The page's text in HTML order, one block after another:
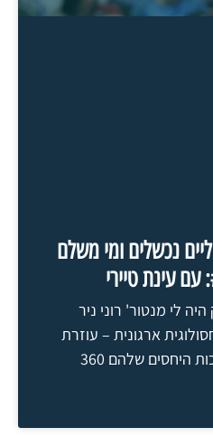
נכשלים ומי משלם
לי מנטור' רוני ניר
ארגונית – עוזרת
שלהם 360